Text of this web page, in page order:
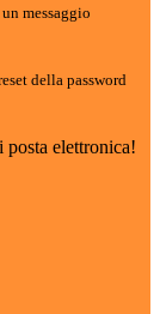
messaggio
della password
elettronica!